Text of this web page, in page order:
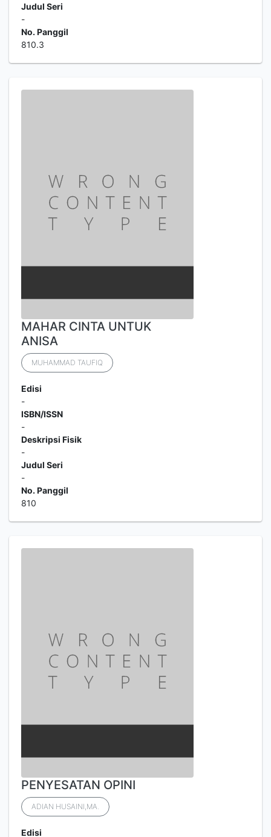
Judul Seri
-
No. Panggil
810.3
MAHAR CINTA UNTUK
ANISA
MUHAMMAD TAUFIQ
Edisi
-
ISBN/ISSN
-
Deskripsi Fisik
-
Judul Seri
-
No. Panggil
810
PENYESATAN OPINI
ADIAN HUSAINI,MA.
Edisi